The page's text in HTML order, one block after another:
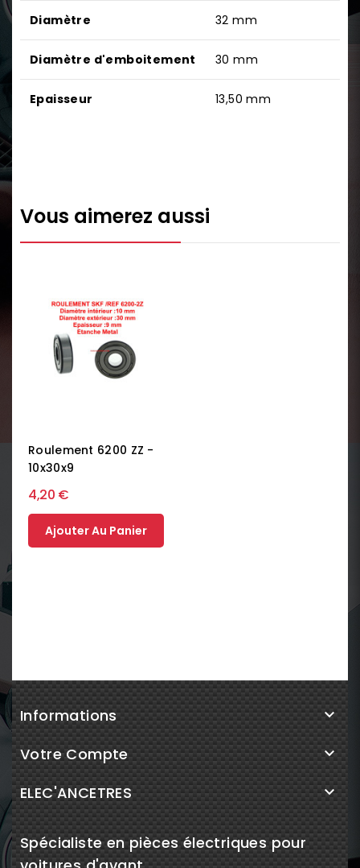
Diamètre 32 mm
Diamètre d'emboitement 30 mm
Epaisseur 13,50 mm
Vous aimerez aussi
Roulement 6200 ZZ -
10x30x9
4,20 €
Ajouter Au Panier
Informations 
Votre Compte 
ELEC'ANCETRES 
Spécialiste en pièces électriques pour